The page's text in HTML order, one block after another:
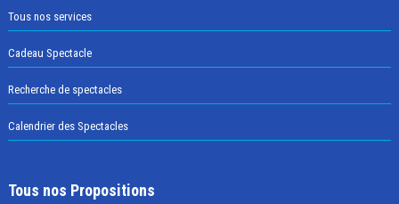
Tous nos services
Cadeau Spectacle
Recherche de spectacles
Calendrier des Spectacles
Tous nos Propositions